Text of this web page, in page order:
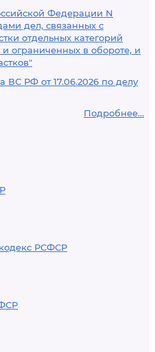
Федерации N
дел, связанных с
отдельных категорий
ограниченных в обороте, и
ВС РФ от 17.06.2026 по делу
Подробнее...
РСФСР